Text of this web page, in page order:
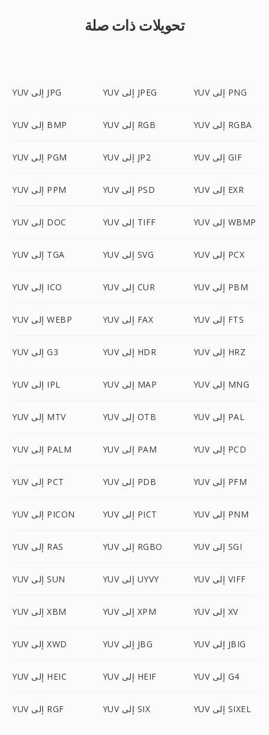
تحويلات ذات صلة
YUV إلى JPG YUV إلى JPEG YUV إلى PNG
YUV إلى BMP YUV إلى RGB YUV إلى RGBA
YUV إلى PGM YUV إلى JP2 YUV إلى GIF
YUV إلى PPM YUV إلى PSD YUV إلى EXR
YUV إلى DOC YUV إلى TIFF YUV إلى WBMP
YUV إلى TGA YUV إلى SVG YUV إلى PCX
YUV إلى ICO YUV إلى CUR YUV إلى PBM
YUV إلى WEBP YUV إلى FAX YUV إلى FTS
YUV إلى G3 YUV إلى HDR YUV إلى HRZ
YUV إلى IPL YUV إلى MAP YUV إلى MNG
YUV إلى MTV YUV إلى OTB YUV إلى PAL
YUV إلى PALM YUV إلى PAM YUV إلى PCD
YUV إلى PCT YUV إلى PDB YUV إلى PFM
YUV إلى PICON YUV إلى PICT YUV إلى PNM
YUV إلى RAS YUV إلى RGBO YUV إلى SGI
YUV إلى SUN YUV إلى UYVY YUV إلى VIFF
YUV إلى XBM YUV إلى XPM YUV إلى XV
YUV إلى XWD YUV إلى JBG YUV إلى JBIG
YUV إلى HEIC YUV إلى HEIF YUV إلى G4
YUV إلى RGF YUV إلى SIX YUV إلى SIXEL